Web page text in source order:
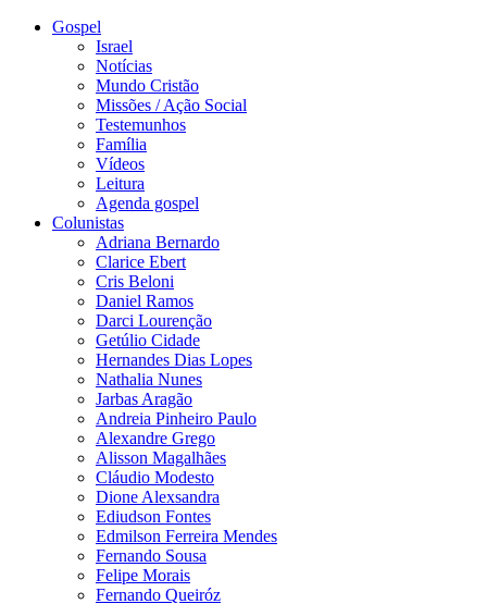
Gospel
Israel
Notícias
Mundo Cristão
Missões / Ação Social
Testemunhos
Família
Vídeos
Leitura
Agenda gospel
Colunistas
Adriana Bernardo
Clarice Ebert
Cris Beloni
Daniel Ramos
Darci Lourenção
Getúlio Cidade
Hernandes Dias Lopes
Nathalia Nunes
Jarbas Aragão
Andreia Pinheiro Paulo
Alexandre Grego
Alisson Magalhães
Cláudio Modesto
Dione Alexsandra
Ediudson Fontes
Edmilson Ferreira Mendes
Fernando Sousa
Felipe Morais
Fernando Queiróz